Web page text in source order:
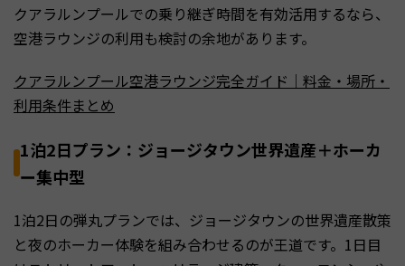
クアラルンプールでの乗り継ぎ時間を有効活用するなら、
空港ラウンジの利用も検討の余地があります。
クアラルンプール空港ラウンジ完全ガイド｜料金・場所・
利用条件まとめ
1泊2日プラン：ジョージタウン世界遺産＋ホーカ
ー集中型
1泊2日の弾丸プランでは、ジョージタウンの世界遺産散策
と夜のホーカー体験を組み合わせるのが王道です。1日目